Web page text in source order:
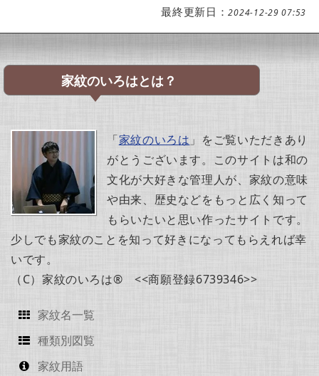
最終更新日：2024-12-29 07:53
家紋のいろはとは？
「家紋のいろは 」をご覧いただきあり
がとうございます。このサイトは和の
文化が大好きな管理人が、家紋の意味
や由来、歴史などをもっと広く知って
もらいたいと思い作ったサイトです。
少しでも家紋のことを知って好きになってもらえれば幸
いです。
（C）家紋のいろは® <<商願登録6739346>>
家紋名一覧
種類別図覧
家紋用語